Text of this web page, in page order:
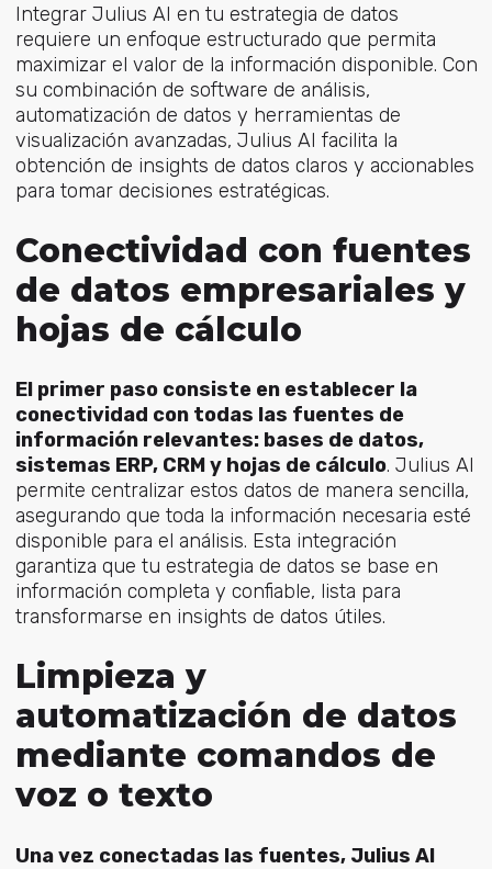
Integrar Julius AI en tu estrategia de datos
requiere un enfoque estructurado que permita
maximizar el valor de la información disponible. Con
su combinación de software de análisis,
automatización de datos y herramientas de
visualización avanzadas, Julius AI facilita la
obtención de insights de datos claros y accionables
para tomar decisiones estratégicas.
Conectividad con fuentes
de datos empresariales y
hojas de cálculo
El primer paso consiste en establecer la
conectividad con todas las fuentes de
información relevantes: bases de datos,
sistemas ERP, CRM y hojas de cálculo. Julius AI
permite centralizar estos datos de manera sencilla,
asegurando que toda la información necesaria esté
disponible para el análisis. Esta integración
garantiza que tu estrategia de datos se base en
información completa y confiable, lista para
transformarse en insights de datos útiles.
Limpieza y
automatización de datos
mediante comandos de
voz o texto
Una vez conectadas las fuentes, Julius AI